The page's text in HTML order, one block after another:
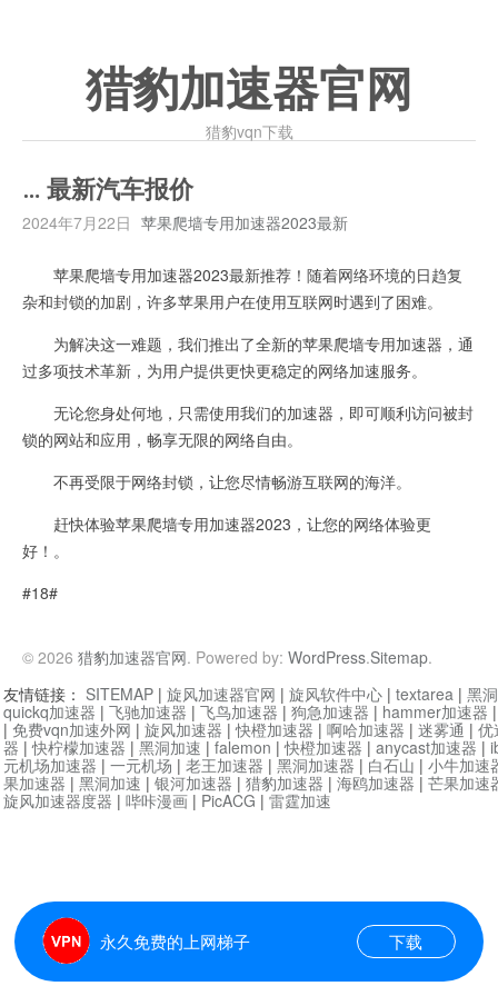
猎豹加速器官网
猎豹vqn下载
… 最新汽车报价
2024年7月22日 苹果爬墙专用加速器2023最新
苹果爬墙专用加速器2023最新推荐！随着网络环境的日趋复
杂和封锁的加剧，许多苹果用户在使用互联网时遇到了困难。
为解决这一难题，我们推出了全新的苹果爬墙专用加速器，通
过多项技术革新，为用户提供更快更稳定的网络加速服务。
无论您身处何地，只需使用我们的加速器，即可顺利访问被封
锁的网站和应用，畅享无限的网络自由。
不再受限于网络封锁，让您尽情畅游互联网的海洋。
赶快体验苹果爬墙专用加速器2023，让您的网络体验更
好！。
#18#
© 2026 猎豹加速器官网. Powered by: WordPress.Sitemap.
永久免费的上网梯子 下载
友情链接： SITEMAP | 旋风加速器官网 | 旋风软件中心 | textarea | 黑
quickq加速器 | 飞驰加速器 | 飞鸟加速器 | 狗急加速器 | hammer加速器
| 免费vqn加速外网 | 旋风加速器 |快橙加速器 | 啊哈加速器 | 迷雾通 | 优
器 |快柠檬加速器 | 黑洞加速 | falemon |快橙加速器 | anycast加速器 |
元机场加速器 | 一元机场 | 老王加速器 | 黑洞加速器 | 白石山 | 小牛加速
果加速器 | 黑洞加速 | 银河加速器 | 猎豹加速器 | 海鸥加速器 | 芒果加速
旋风加速器度器 | 哔咔漫画 | PicACG | 雷霆加速